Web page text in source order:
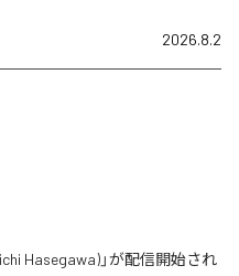
2026.8.2
Hasegawa)」が配信開始され